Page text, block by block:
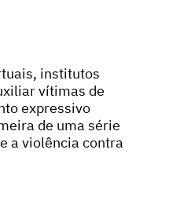
institutos
vítimas de
expressivo
de uma série
a violência contra